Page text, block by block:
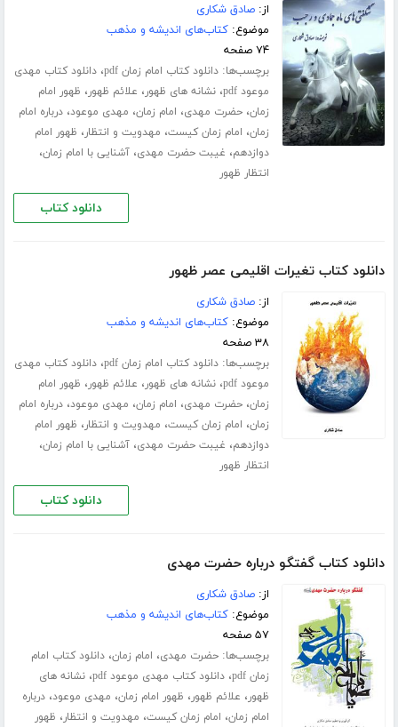
از:صادق شکاری
موضوع:کتاب‌های اندیشه و مذهب
۷۴ صفحه
برچسب‌ها:دانلود کتاب امام زمان pdf ،دانلود کتاب مهدی
موعود pdf
،نشانه های ظهور، علائم ظهور، ظهور امام
زمان،حضرت مهدی، امام زمان، مهدی موعود،درباره امام
زمان، امام زمان کیست، مهدویت و انتظار، ظهور امام
دوازدهم، غیبت حضرت مهدی،آشنایی با امام زمان،
انتظار ظهور
دانلود کتاب
دانلود کتاب تغیرات اقلیمی عصر ظهور
از:صادق شکاری
موضوع:کتاب‌های اندیشه و مذهب
۳۸ صفحه
برچسب‌ها:دانلود کتاب امام زمان pdf ،دانلود کتاب مهدی
موعود pdf
،نشانه های ظهور، علائم ظهور، ظهور امام
زمان،حضرت مهدی، امام زمان، مهدی موعود،درباره امام
زمان، امام زمان کیست، مهدویت و انتظار، ظهور امام
دوازدهم، غیبت حضرت مهدی،آشنایی با امام زمان،
انتظار ظهور
دانلود کتاب
دانلود کتاب گفتگو درباره حضرت مهدی‌
از:صادق شکاری
موضوع:کتاب‌های اندیشه و مذهب
۵۷ صفحه
برچسب‌ها:حضرت مهدی، امام زمان،دانلود کتاب امام
زمان pdf
،دانلود کتاب مهدی موعود pdf ،نشانه های
ظهور، علائم ظهور، ظهور امام زمان، مهدی موعود،درباره
امام زمان، امام زمان کیست، مهدویت و انتظار، ظهور